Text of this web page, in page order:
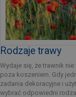
Rodzaje trawy
Wydaje się, że trawnik
poza koszeniem. Gdy
zadania dekoracyjne i
wybrać odpowiedni